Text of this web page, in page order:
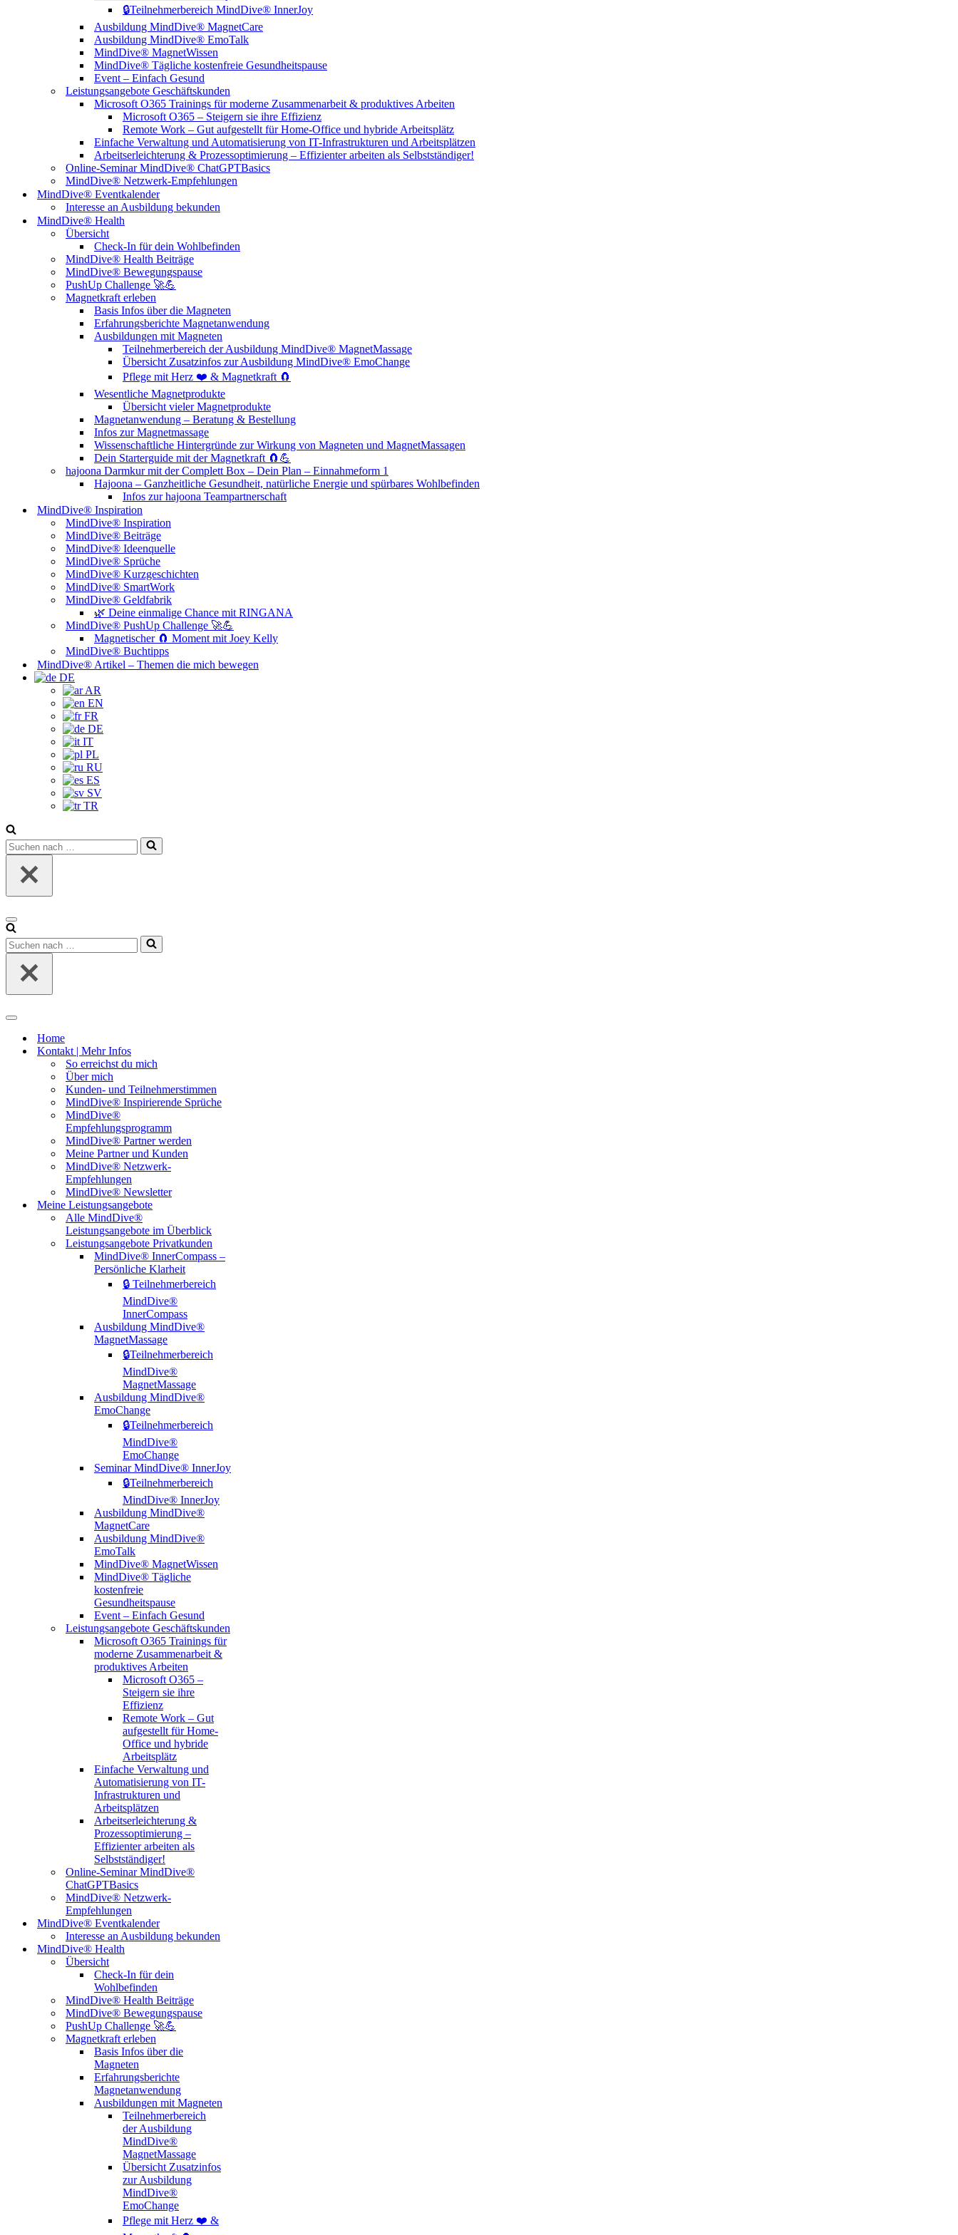
🔒Teilnehmerbereich MindDive® InnerJoy
Ausbildung MindDive® MagnetCare
Ausbildung MindDive® EmoTalk
MindDive® MagnetWissen
MindDive® Tägliche kostenfreie Gesundheitspause
Event – Einfach Gesund
Leistungsangebote Geschäftskunden
Microsoft O365 Trainings für moderne Zusammenarbeit & produktives Arbeiten
Microsoft O365 – Steigern sie ihre Effizienz
Remote Work – Gut aufgestellt für Home-Office und hybride Arbeitsplätz
Einfache Verwaltung und Automatisierung von IT-Infrastrukturen und Arbeitsplätzen
Arbeitserleichterung & Prozessoptimierung – Effizienter arbeiten als Selbstständiger!
Online-Seminar MindDive® ChatGPTBasics
MindDive® Netzwerk-Empfehlungen
MindDive® Eventkalender
Interesse an Ausbildung bekunden
MindDive® Health
Übersicht
Check-In für dein Wohlbefinden
MindDive® Health Beiträge
MindDive® Bewegungspause
PushUp Challenge 🚀💪
Magnetkraft erleben
Basis Infos über die Magneten
Erfahrungsberichte Magnetanwendung
Ausbildungen mit Magneten
Teilnehmerbereich der Ausbildung MindDive® MagnetMassage
Übersicht Zusatzinfos zur Ausbildung MindDive® EmoChange
Pflege mit Herz ❤️ & Magnetkraft 🧲
Wesentliche Magnetprodukte
Übersicht vieler Magnetprodukte
Magnetanwendung – Beratung & Bestellung
Infos zur Magnetmassage
Wissenschaftliche Hintergründe zur Wirkung von Magneten und MagnetMassagen
Dein Starterguide mit der Magnetkraft 🧲💪
hajoona Darmkur mit der Complett Box – Dein Plan – Einnahmeform 1
Hajoona – Ganzheitliche Gesundheit, natürliche Energie und spürbares Wohlbefinden
Infos zur hajoona Teampartnerschaft
MindDive® Inspiration
MindDive® Inspiration
MindDive® Beiträge
MindDive® Ideenquelle
MindDive® Sprüche
MindDive® Kurzgeschichten
MindDive® SmartWork
MindDive® Geldfabrik
🌿 Deine einmalige Chance mit RINGANA
MindDive® PushUp Challenge 🚀💪
Magnetischer 🧲 Moment mit Joey Kelly
MindDive® Buchtipps
MindDive® Artikel – Themen die mich bewegen
DE
AR
EN
FR
DE
IT
PL
RU
ES
SV
TR
Suchen
nach …
Navigationsmenü
Suchen
nach …
Navigationsmenü
Home
Kontakt | Mehr Infos
So erreichst du mich
Über mich
Kunden- und Teilnehmerstimmen
MindDive® Inspirierende Sprüche
MindDive®
Empfehlungsprogramm
MindDive® Partner werden
Meine Partner und Kunden
MindDive® Netzwerk-
Empfehlungen
MindDive® Newsletter
Meine Leistungsangebote
Alle MindDive®
Leistungsangebote im Überblick
Leistungsangebote Privatkunden
MindDive® InnerCompass –
Persönliche Klarheit
🔒 Teilnehmerbereich
MindDive®
InnerCompass
Ausbildung MindDive®
MagnetMassage
🔒Teilnehmerbereich
MindDive®
MagnetMassage
Ausbildung MindDive®
EmoChange
🔒Teilnehmerbereich
MindDive®
EmoChange
Seminar MindDive® InnerJoy
🔒Teilnehmerbereich
MindDive® InnerJoy
Ausbildung MindDive®
MagnetCare
Ausbildung MindDive®
EmoTalk
MindDive® MagnetWissen
MindDive® Tägliche
kostenfreie
Gesundheitspause
Event – Einfach Gesund
Leistungsangebote Geschäftskunden
Microsoft O365 Trainings für
moderne Zusammenarbeit &
produktives Arbeiten
Microsoft O365 –
Steigern sie ihre
Effizienz
Remote Work – Gut
aufgestellt für Home-
Office und hybride
Arbeitsplätz
Einfache Verwaltung und
Automatisierung von IT-
Infrastrukturen und
Arbeitsplätzen
Arbeitserleichterung &
Prozessoptimierung –
Effizienter arbeiten als
Selbstständiger!
Online-Seminar MindDive®
ChatGPTBasics
MindDive® Netzwerk-
Empfehlungen
MindDive® Eventkalender
Interesse an Ausbildung bekunden
MindDive® Health
Übersicht
Check-In für dein
Wohlbefinden
MindDive® Health Beiträge
MindDive® Bewegungspause
PushUp Challenge 🚀💪
Magnetkraft erleben
Basis Infos über die
Magneten
Erfahrungsberichte
Magnetanwendung
Ausbildungen mit Magneten
Teilnehmerbereich
der Ausbildung
MindDive®
MagnetMassage
Übersicht Zusatzinfos
zur Ausbildung
MindDive®
EmoChange
Pflege mit Herz ❤️ &